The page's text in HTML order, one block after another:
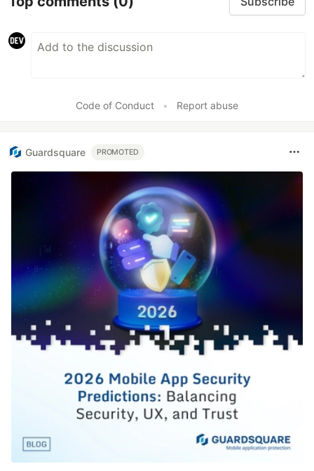
Code of Conduct • Report abuse
Guardsquare PROMOTED